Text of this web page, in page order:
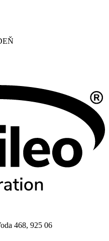
468, 925 06